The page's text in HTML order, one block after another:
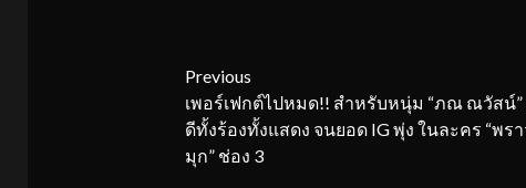
Continue
Reading
Previous
เพอร์เฟกต์ไปหมด!! สำหรับหนุ่ม “ภณ ณวัสน์”
ดีทั้งร้องทั้งแสดง จนยอด IG พุ่ง ในละคร “พรา
มุก” ช่อง 3